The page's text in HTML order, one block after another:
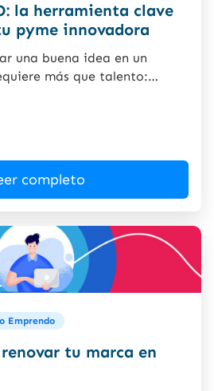
la herramienta clave
pyme innovadora
una buena idea en un
más que talento:
completo
Emprendo
tu marca en